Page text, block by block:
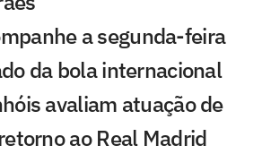
a segunda-feira
da bola internacional
avaliam atuação de
ao Real Madrid